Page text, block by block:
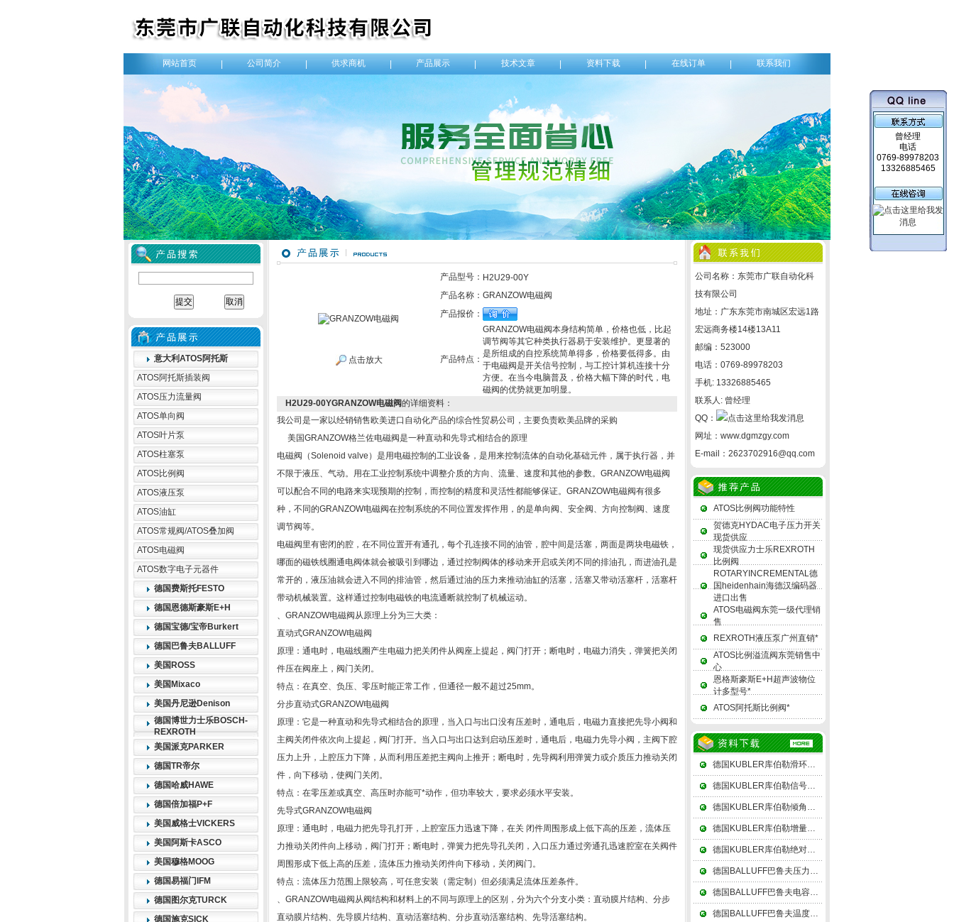
网站首页 公司简介 供求商机 产品展示 技术文章 资料下载 在线订单 联系我们
意大利ATOS阿托斯
ATOS阿托斯插装阀
ATOS压力流量阀
ATOS单向阀
ATOS叶片泵
ATOS柱塞泵
ATOS比例阀
ATOS液压泵
ATOS油缸
ATOS常规阀/ATOS叠加阀
ATOS电磁阀
ATOS数字电子元器件
德国费斯托FESTO
德国恩德斯豪斯E+H
德国宝德/宝帝Burkert
德国巴鲁夫BALLUFF
美国ROSS
美国Mixaco
美国丹尼逊Denison
德国博世力士乐BOSCH-
REXROTH
美国派克PARKER
德国TR帝尔
德国哈威HAWE
德国倍加福P+F
美国威格士VICKERS
美国阿斯卡ASCO
美国穆格MOOG
德国易福门IFM
德国图尔克TURCK
德国施克SICK
点击放大
产品型号： H2U29-00Y
产品名称： GRANZOW电磁阀
产品报价：
产品特点：
GRANZOW电磁阀本身结构简单，价格也低，比起
调节阀等其它种类执行器易于安装维护。更显著的
是所组成的自控系统简单得多，价格要低得多。由
于电磁阀是开关信号控制，与工控计算机连接十分
方便。在当今电脑普及，价格大幅下降的时代，电
磁阀的优势就更加明显。
H2U29-00YGRANZOW电磁阀的详细资料：
我公司是一家以经销销售欧美进口自动化产品的综合性贸易公司，主要负责欧美品牌的采购
美国GRANZOW格兰佐电磁阀是一种直动和先导式相结合的原理
电磁阀（Solenoid valve）是用电磁控制的工业设备，是用来控制流体的自动化基础元件，属于执行器，并
不限于液压、气动。用在工业控制系统中调整介质的方向、流量、速度和其他的参数。GRANZOW电磁阀
可以配合不同的电路来实现预期的控制，而控制的精度和灵活性都能够保证。GRANZOW电磁阀有很多
种，不同的GRANZOW电磁阀在控制系统的不同位置发挥作用，的是单向阀、安全阀、方向控制阀、速度
调节阀等。
电磁阀里有密闭的腔，在不同位置开有通孔，每个孔连接不同的油管，腔中间是活塞，两面是两块电磁铁，
哪面的磁铁线圈通电阀体就会被吸引到哪边，通过控制阀体的移动来开启或关闭不同的排油孔，而进油孔是
常开的，液压油就会进入不同的排油管，然后通过油的压力来推动油缸的活塞，活塞又带动活塞杆，活塞杆
带动机械装置。这样通过控制电磁铁的电流通断就控制了机械运动。
、GRANZOW电磁阀从原理上分为三大类：
直动式GRANZOW电磁阀
原理：通电时，电磁线圈产生电磁力把关闭件从阀座上提起，阀门打开；断电时，电磁力消失，弹簧把关闭
件压在阀座上，阀门关闭。
特点：在真空、负压、零压时能正常工作，但通径一般不超过25mm。
分步直动式GRANZOW电磁阀
原理：它是一种直动和先导式相结合的原理，当入口与出口没有压差时，通电后，电磁力直接把先导小阀和
主阀关闭件依次向上提起，阀门打开。当入口与出口达到启动压差时，通电后，电磁力先导小阀，主阀下腔
压力上升，上腔压力下降，从而利用压差把主阀向上推开；断电时，先导阀利用弹簧力或介质压力推动关闭
件，向下移动，使阀门关闭。
特点：在零压差或真空、高压时亦能可*动作，但功率较大，要求必须水平安装。
先导式GRANZOW电磁阀
原理：通电时，电磁力把先导孔打开，上腔室压力迅速下降，在关 闭件周围形成上低下高的压差，流体压
力推动关闭件向上移动，阀门打开；断电时，弹簧力把先导孔关闭，入口压力通过旁通孔迅速腔室在关阀件
周围形成下低上高的压差，流体压力推动关闭件向下移动，关闭阀门。
特点：流体压力范围上限较高，可任意安装（需定制）但必须满足流体压差条件。
、GRANZOW电磁阀从阀结构和材料上的不同与原理上的区别，分为六个分支小类：直动膜片结构、分步
直动膜片结构、先导膜片结构、直动活塞结构、分步直动活塞结构、先导活塞结构。
公司名称：东莞市广联自动化科
技有限公司
地址：广东东莞市南城区宏远1路
宏远商务楼14楼13A11
邮编：523000
电话：0769-89978203
手机: 13326885465
联系人: 曾经理
QQ：
网址： www.dgmzgy.com
E-mail： 2623702916@qq.com
ATOS比例阀功能特性
贺德克HYDAC电子压力开关
现货供应
现货供应力士乐REXROTH
比例阀
ROTARYINCREMENTAL德
国heidenhain海德汉编码器
进口出售
ATOS电磁阀东莞一级代理销
售
REXROTH液压泵广州直销*
ATOS比例溢流阀东莞销售中
心
恩格斯豪斯E+H超声波物位
计多型号*
ATOS阿托斯比例阀*
德国KUBLER库伯勒滑环由上、下两组电刷和一个差动转接盘组成
德国KUBLER库伯勒信号转换器由基准电压源（或恒流源）组成
德国KUBLER库伯勒倾角仪精密角度测量是几何量测量的一个重要项目
德国KUBLER库伯勒增量式编码器在增减借助后部的判向电路和计数器来实现
德国KUBLER库伯勒绝对值编码器可以在单圈编码的基础上再增加圈数的编码
德国BALLUFF巴鲁夫压力传感器其中55、60度的划分属于功能性的，俗称管圆
德国BALLUFF巴鲁夫电容式传感器利用连接传感器和电子线路的引线电缆电容
德国BALLUFF巴鲁夫温度传感器测温可以用辐射法和比色法
曾经理
电话
0769-89978203
13326885465